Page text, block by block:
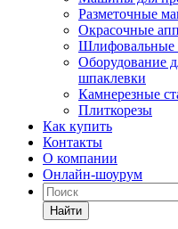
Разметочные
Окрасочные
Шлифовальные
Оборудование
шпаклевки
Камнерезные
Плиткорезы
Как купить
Контакты
О компании
Онлайн-шоурум
Найти